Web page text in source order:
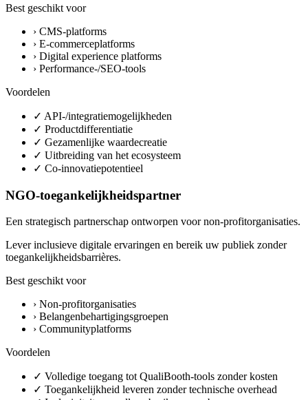
Best geschikt voor
› CMS-platforms
› E-commerceplatforms
› Digital experience platforms
› Performance-/SEO-tools
Voordelen
✓ API-/integratiemogelijkheden
✓ Productdifferentiatie
✓ Gezamenlijke waardecreatie
✓ Uitbreiding van het ecosysteem
✓ Co-innovatiepotentieel
NGO-toegankelijkheidspartner
Een strategisch partnerschap ontworpen voor non-profitorganisaties.
Lever inclusieve digitale ervaringen en bereik uw publiek zonder
toegankelijkheidsbarrières.
Best geschikt voor
› Non-profitorganisaties
› Belangenbehartigingsgroepen
› Communityplatforms
Voordelen
✓ Volledige toegang tot QualiBooth-tools zonder kosten
✓ Toegankelijkheid leveren zonder technische overhead